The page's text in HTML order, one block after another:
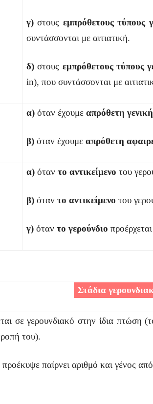
γ) στους εμπρόθετους τύπους
συντάσσονται με αιτιατική.
δ) στους εμπρόθετους τύπους
in), που συντάσσονται με
α) όταν έχουμε απρόθετη
β) όταν έχουμε απρόθετη
α) όταν το αντικείμενο του
β) όταν το αντικείμενο του
γ) όταν το γερούνδιο προέρχεται
Στάδια
σε γερουνδιακό στην ίδια πτώση
του).
παίρνει αριθμό και γένος